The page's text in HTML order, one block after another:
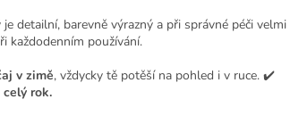
je detailní, barevně výrazný a při správné péči
každodenním používání.
v zimě, vždycky tě potěší na pohled i v ruce. ✔️
rok.